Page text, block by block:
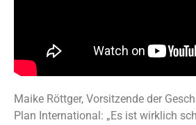
Maike Röttger, Vorsitzende der
Plan International: „Es ist wirklich